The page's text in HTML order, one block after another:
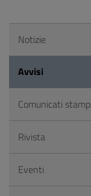
Notizie
Avvisi
Comunicati
Rivista
Eventi